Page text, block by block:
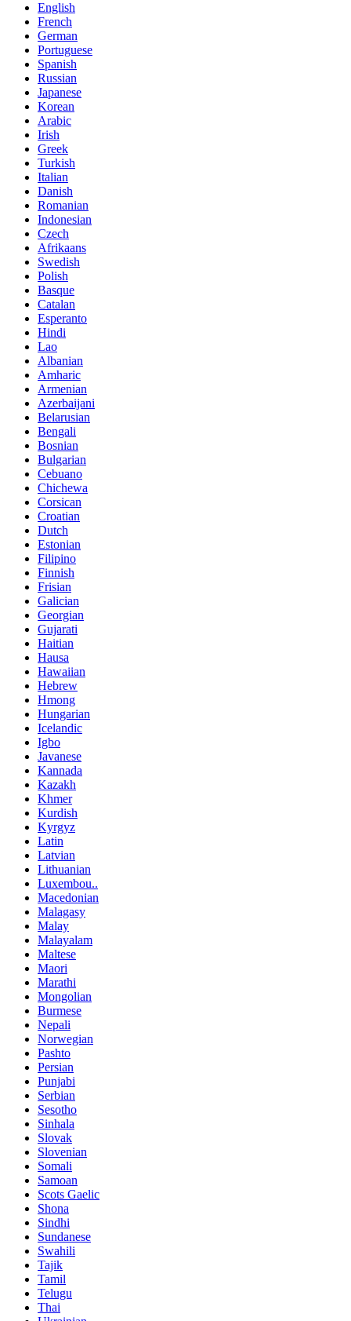
English
French
German
Portuguese
Spanish
Russian
Japanese
Korean
Arabic
Irish
Greek
Turkish
Italian
Danish
Romanian
Indonesian
Czech
Afrikaans
Swedish
Polish
Basque
Catalan
Esperanto
Hindi
Lao
Albanian
Amharic
Armenian
Azerbaijani
Belarusian
Bengali
Bosnian
Bulgarian
Cebuano
Chichewa
Corsican
Croatian
Dutch
Estonian
Filipino
Finnish
Frisian
Galician
Georgian
Gujarati
Haitian
Hausa
Hawaiian
Hebrew
Hmong
Hungarian
Icelandic
Igbo
Javanese
Kannada
Kazakh
Khmer
Kurdish
Kyrgyz
Latin
Latvian
Lithuanian
Luxembou..
Macedonian
Malagasy
Malay
Malayalam
Maltese
Maori
Marathi
Mongolian
Burmese
Nepali
Norwegian
Pashto
Persian
Punjabi
Serbian
Sesotho
Sinhala
Slovak
Slovenian
Somali
Samoan
Scots Gaelic
Shona
Sindhi
Sundanese
Swahili
Tajik
Tamil
Telugu
Thai